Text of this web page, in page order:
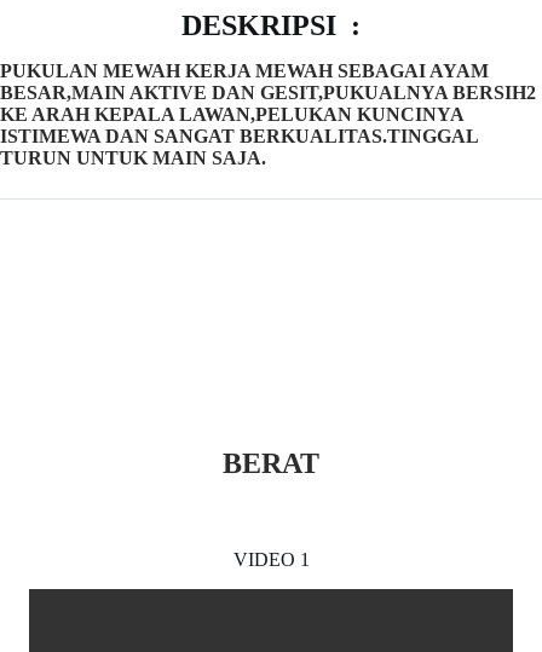
DESKRIPSI :
PUKULAN MEWAH KERJA MEWAH SEBAGAI AYAM
BESAR,MAIN AKTIVE DAN GESIT,PUKUALNYA BERSIH2
KE ARAH KEPALA LAWAN,PELUKAN KUNCINYA
ISTIMEWA DAN SANGAT BERKUALITAS.TINGGAL
TURUN UNTUK MAIN SAJA.
BERAT
VIDEO 1